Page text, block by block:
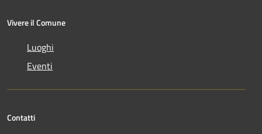
Vivere il Comune
Luoghi
Eventi
Contatti